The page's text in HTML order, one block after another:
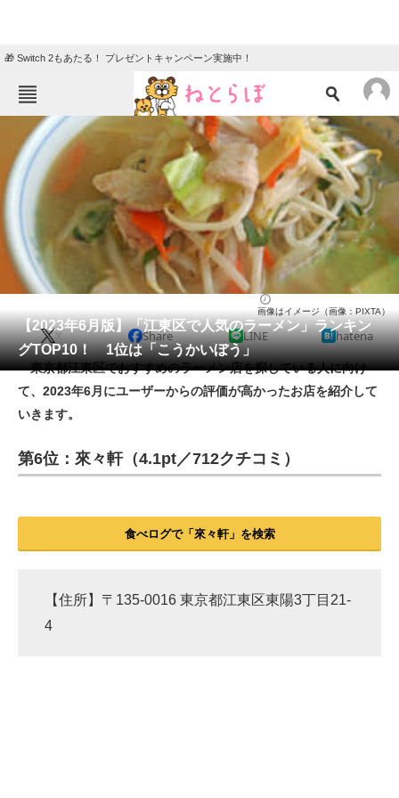
🎁 Switch 2もあたる！ プレゼントキャンペーン実施中！
ねとらぼメニュー
TOP ニュース
エンタメ クイズ
地域
住まい 教育・育児
動物 リサーチ
会員記事
メディア
注目記事を集めた総合ページ
スマホと通信の最新トレンド
好きが集まる 比べて選べる
ビジネスと働き方のヒント
AI活用のいまが分かる
【2023年6月版】「江東区で人気のラーメン」ランキン
グTOP10！ 1位は「こうかいぼう」
画像はイメージ（画像：PIXTA）
X Share LINE hatena
東京都江東区でおすすめのラーメン店を探している人に向け
て、2023年6月にユーザーからの評価が高かったお店を紹介して
いきます。
第6位：來々軒（4.1pt／712クチコミ）
食べログで「來々軒」を検索
【住所】〒135-0016 東京都江東区東陽3丁目21-
4